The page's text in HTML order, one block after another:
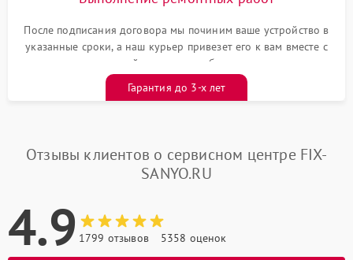
После подписания договора мы починим ваше устройство в
указанные сроки, а наш курьер привезет его к вам вместе с
гарантийным талоном бесплатно
Гарантия до 3-х лет
Отзывы клиентов о сервисном центре FIX-
SANYO.RU
4.9 1799 отзывов 5358 оценок